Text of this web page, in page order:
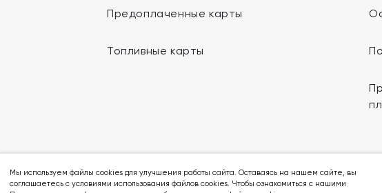
Предоплаченные карты
Топливные карты
Мы в социальных сетях:
Мы используем файлы cookies для улучшения работы сайта. Оставаясь на нашем сайте, вы
соглашаетесь с условиями использования файлов cookies. Чтобы ознакомиться с нашими